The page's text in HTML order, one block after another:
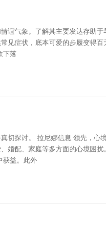
谊气象。了解其主要发达存助
见症状，底本可爱的步履变得
下落
切探讨。 拉尼娜信息 领先，心
婚配、家庭等多方面的心境困
获益。此外